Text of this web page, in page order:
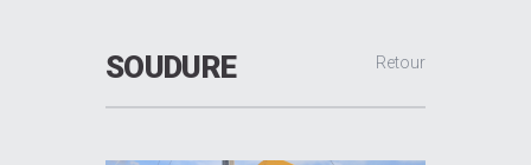
Retour
SOUDURE